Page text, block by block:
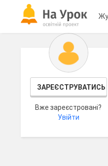
ЗАРЕЄСТРУВАТИСЬ
Вже зареєстровані?
Увійти